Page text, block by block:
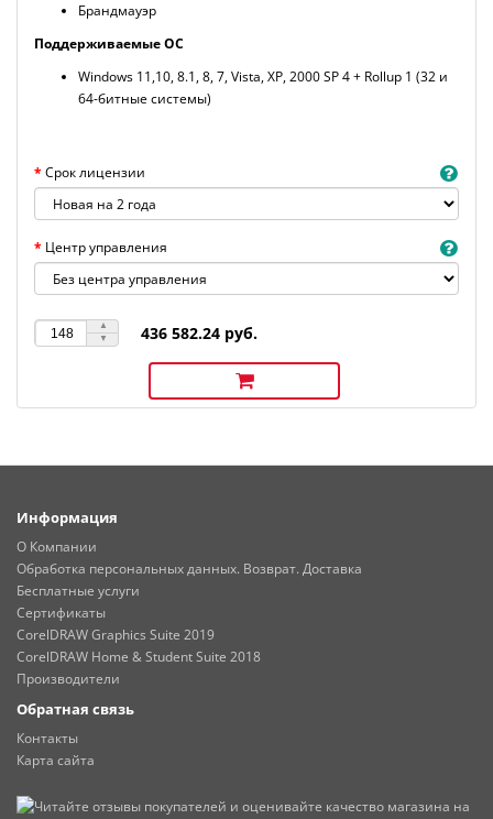
Брандмауэр
Поддерживаемые ОС
Windows 11,10, 8.1, 8, 7, Vista, XP, 2000 SP 4 + Rollup 1 (32 и
64-битные системы)
Срок лицензии
Центр управления
436 582.24 руб.
Информация
О Компании
Обработка персональных данных. Возврат. Доставка
Бесплатные услуги
Сертификаты
CorelDRAW Graphics Suite 2019
CorelDRAW Home & Student Suite 2018
Производители
Обратная связь
Контакты
Карта сайта